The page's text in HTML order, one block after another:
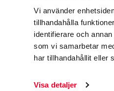
Vi använder
tillhandahålla
identifierare och
som vi samarbetar
har tillhandahållit eller
Visa detaljer
GROUP - ALL RIGHTS